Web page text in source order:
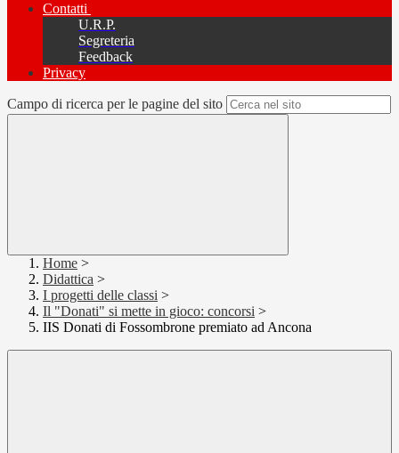
Contatti
U.R.P.
Segreteria
Feedback
Privacy
Campo di ricerca per le pagine del sito
Home >
Didattica >
I progetti delle classi >
Il "Donati" si mette in gioco: concorsi >
IIS Donati di Fossombrone premiato ad Ancona